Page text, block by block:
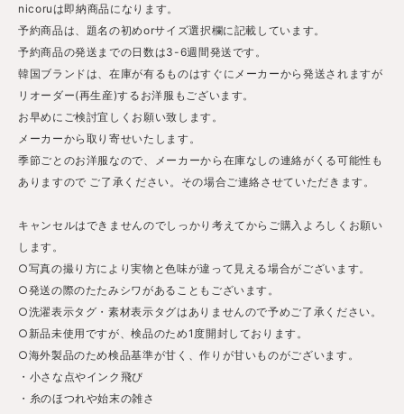
nicoruは即納商品になります。
予約商品は、題名の初めorサイズ選択欄に記載しています。
予約商品の発送までの日数は3-6週間発送です。
韓国ブランドは、在庫が有るものはすぐにメーカーから発送されますが
リオーダー(再生産)するお洋服もございます。
お早めにご検討宜しくお願い致します。
メーカーから取り寄せいたします。
季節ごとのお洋服なので、メーカーから在庫なしの連絡がくる可能性も
ありますので ご了承ください。その場合ご連絡させていただきます。
キャンセルはできませんのでしっかり考えてからご購入よろしくお願い
します。
○写真の撮り方により実物と色味が違って見える場合がございます。
○発送の際のたたみシワがあることもございます。
○洗濯表示タグ・素材表示タグはありませんので予めご了承ください。
○新品未使用ですが、検品のため1度開封しております。
○海外製品のため検品基準が甘く、作りが甘いものがございます。
・小さな点やインク飛び
・糸のほつれや始末の雑さ